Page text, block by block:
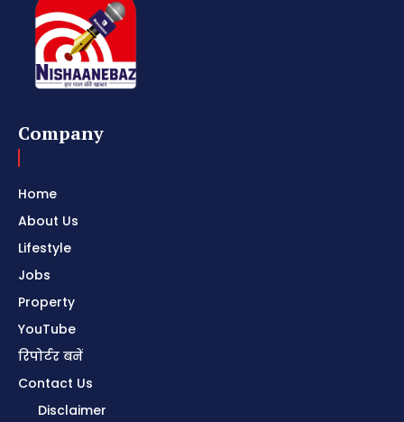
Company
Home
About Us
Lifestyle
Jobs
Property
YouTube
रिपोर्टर बनें
Contact Us
Disclaimer